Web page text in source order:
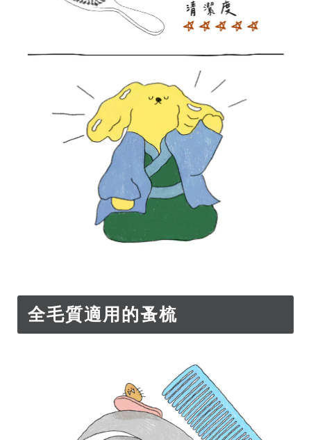
全毛質適用的蚤梳